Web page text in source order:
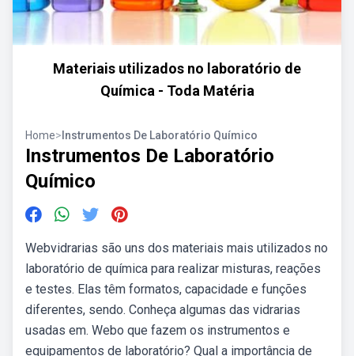
Materiais utilizados no laboratório de
Química - Toda Matéria
Home> Instrumentos De Laboratório Químico
Instrumentos De Laboratório
Químico
Webvidrarias são uns dos materiais mais utilizados no
laboratório de química para realizar misturas, reações
e testes. Elas têm formatos, capacidade e funções
diferentes, sendo. Conheça algumas das vidrarias
usadas em. Webo que fazem os instrumentos e
equipamentos de laboratório? Qual a importância de